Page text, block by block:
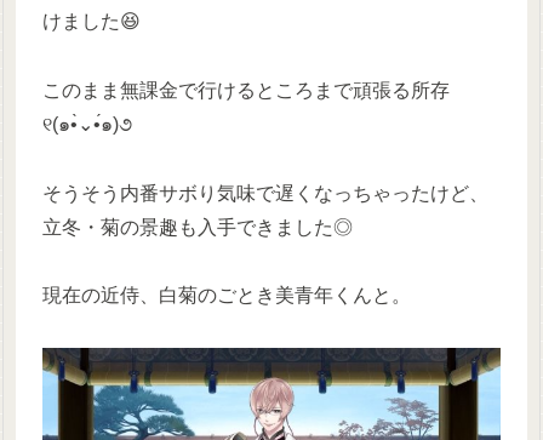
けました😆
このまま無課金で行けるところまで頑張る所存
୧(๑•̀⌄•́๑)૭
そうそう内番サボり気味で遅くなっちゃったけど、
立冬・菊の景趣も入手できました◎
現在の近侍、白菊のごとき美青年くんと。